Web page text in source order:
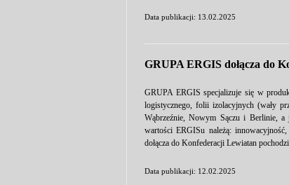
Data publikacji: 13.02.2025
GRUPA ERGIS dołącza do
GRUPA ERGIS specjalizuje się w
logistycznego, folii izolacyjnych (wały
Wąbrzeźnie, Nowym Sączu i Berlinie,
wartości ERGISu należą:
dołącza do Konfederacji Lewiatan
Data publikacji: 12.02.2025